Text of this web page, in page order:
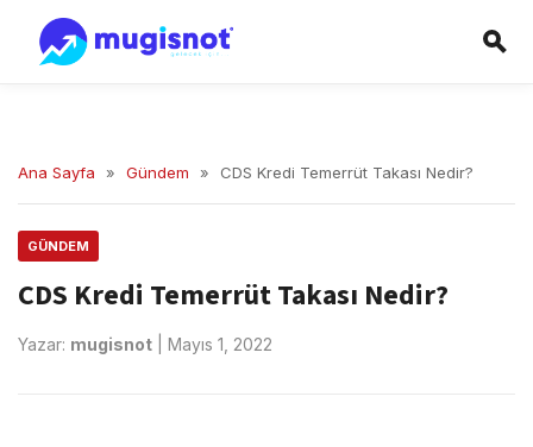
Ana Sayfa » Gündem » CDS Kredi Temerrüt Takası Nedir?
GÜNDEM
CDS Kredi Temerrüt Takası Nedir?
Yazar: mugisnot Mayıs 1, 2022